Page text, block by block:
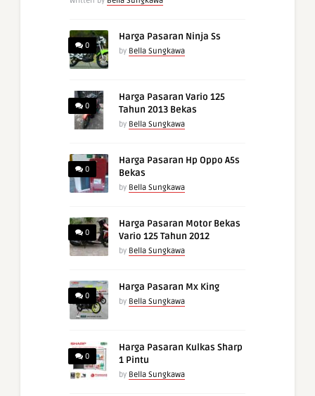
0
Harga Pasaran Ninja Ss
by Bella Sungkawa
0
Harga Pasaran Vario 125
Tahun 2013 Bekas
by Bella Sungkawa
0
Harga Pasaran Hp Oppo A5s
Bekas
by Bella Sungkawa
0
Harga Pasaran Motor Bekas
Vario 125 Tahun 2012
by Bella Sungkawa
0
Harga Pasaran Mx King
by Bella Sungkawa
0
Harga Pasaran Kulkas Sharp
1 Pintu
by Bella Sungkawa